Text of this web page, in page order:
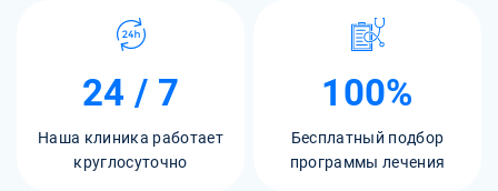
24 / 7
Наша клиника работает
круглосуточно
100%
Бесплатный подбор
программы лечения